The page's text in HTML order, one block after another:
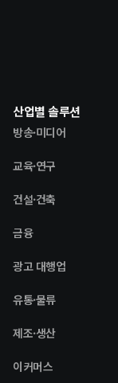
산업별 솔루션
방송·미디어
교육·연구
건설·건축
금융
광고 대행업
유통·물류
제조·생산
이커머스